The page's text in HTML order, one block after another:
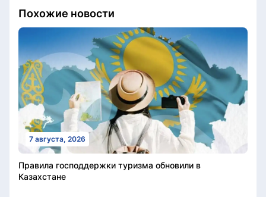
Похожие новости
7 августа, 2026
Правила господдержки туризма обновили в
Казахстане